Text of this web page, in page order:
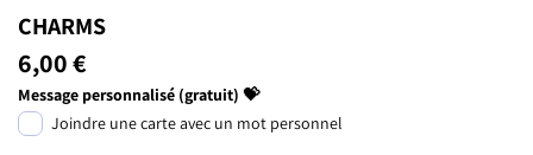
CHARMS
6,00 €
Message personnalisé (gratuit) 💝
Joindre une carte avec un mot personnel